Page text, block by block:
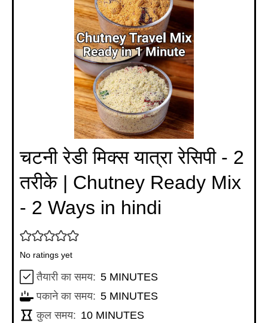
चटनी रेडी मिक्स यात्रा रेसिपी - 2
तरीके | Chutney Ready Mix
- 2 Ways in hindi
No ratings yet
तैयारी का समय: 5MINUTES
MINUTES
पकाने का समय: 5MINUTES
MINUTES
कुल समय: 10MINUTES
MINUTES